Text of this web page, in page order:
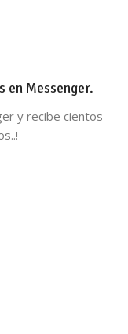
Messenger.
y recibe cientos